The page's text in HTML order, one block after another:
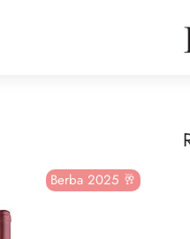
Berba 2025 🥂